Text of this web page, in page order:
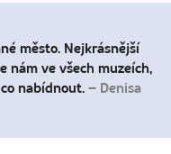
město. Nejkrásnější
nám ve všech muzeích,
nabídnout. – Denisa